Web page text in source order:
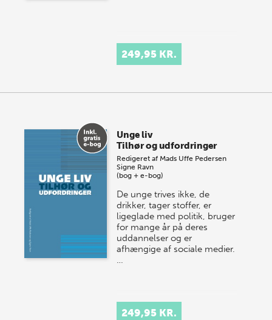
249,95 KR.
Unge liv
Tilhør og udfordringer
Redigeret af Mads Uffe Pedersen
Signe Ravn
(bog + e-bog)
De unge trives ikke, de
drikker, tager stoffer, er
ligeglade med politik, bruger
for mange år på deres
uddannelser og er
afhængige af sociale medier.
…
249,95 KR.